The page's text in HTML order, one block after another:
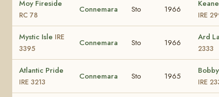
Moy Fireside
RC 78
Connemara Sto 1966
IRE
Mystic Isle IRE
3395
Connemara Sto 1966
Ard
2333
Atlantic Pride
IRE 3213
Connemara Sto 1965
IRE